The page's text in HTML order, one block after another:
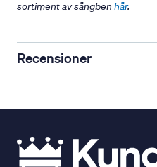
sortiment av sängben här.
Recensioner